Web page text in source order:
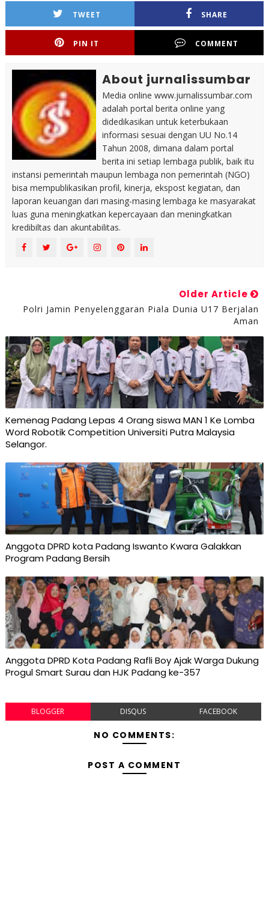
TWEET SHARE
PIN IT COMMENT
About jurnalissumbar
Media online www.jurnalissumbar.com
adalah portal berita online yang
didedikasikan untuk keterbukaan
informasi sesuai dengan UU No.14
Tahun 2008, dimana dalam portal
berita ini setiap lembaga publik, baik itu
instansi pemerintah maupun lembaga non pemerintah (NGO)
bisa mempublikasikan profil, kinerja, ekspost kegiatan, dan
laporan keuangan dari masing-masing lembaga ke masyarakat
luas guna meningkatkan kepercayaan dan meningkatkan
kredibiltas dan akuntabilitas.
Older Article
Polri Jamin Penyelenggaran Piala Dunia U17 Berjalan
Aman
Kemenag Padang Lepas 4 Orang siswa MAN 1 Ke Lomba
Word Robotik Competition Universiti Putra Malaysia
Selangor.
Anggota DPRD kota Padang Iswanto Kwara Galakkan
Program Padang Bersih
Anggota DPRD Kota Padang Rafli Boy Ajak Warga Dukung
Progul Smart Surau dan HJK Padang ke-357
BLOGGER DISQUS FACEBOOK
NO COMMENTS:
POST A COMMENT